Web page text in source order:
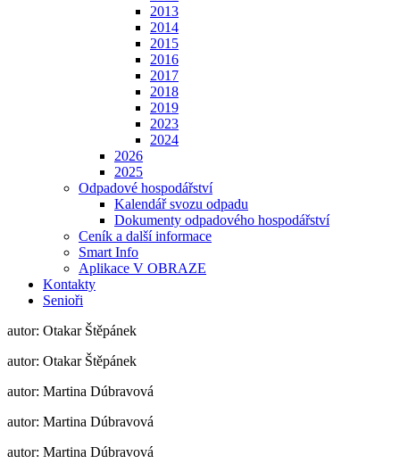
2013
2014
2015
2016
2017
2018
2019
2023
2024
2026
2025
Odpadové hospodářství
Kalendář svozu odpadu
Dokumenty odpadového hospodářství
Ceník a další informace
Smart Info
Aplikace V OBRAZE
Kontakty
Senioři
autor: Otakar Štěpánek
autor: Otakar Štěpánek
autor: Martina Dúbravová
autor: Martina Dúbravová
autor: Martina Dúbravová